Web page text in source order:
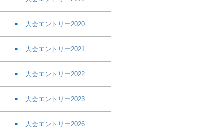
大会エントリー2020
大会エントリー2021
大会エントリー2022
大会エントリー2023
大会エントリー2026